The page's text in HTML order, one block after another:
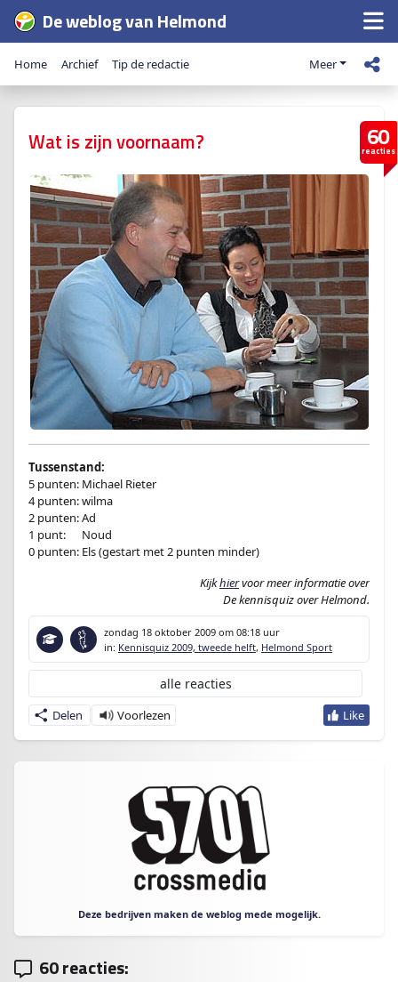
De weblog van Helmond
Home Archief Tip de redactie Meer
60
reacties
Wat is zijn voornaam?
Tussenstand:
5 punten: Michael Rieter
4 punten: wilma
2 punten: Ad
1 punt:
Noud
0 punten: Els (gestart met 2 punten minder)
Kijkhiervoor meer informatie over
De kennisquiz over Helmond.
zondag 18 oktober 2009 om 08:18 uur
in: Kennisquiz 2009, tweede helft, Helmond Sport
Delen
alle reacties
Deze bedrijven maken de weblog mede mogelijk.
60 reacties: